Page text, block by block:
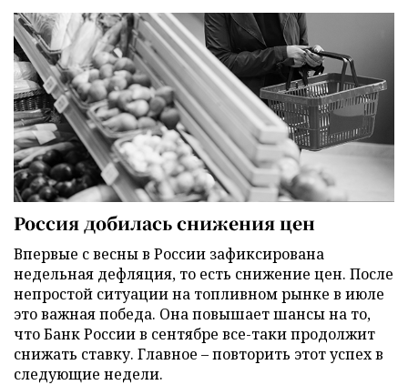
Россия добилась снижения цен
Впервые с весны в России зафиксирована
недельная дефляция, то есть снижение цен. После
непростой ситуации на топливном рынке в июле
это важная победа. Она повышает шансы на то,
что Банк России в сентябре все-таки продолжит
снижать ставку. Главное – повторить этот успех в
следующие недели.